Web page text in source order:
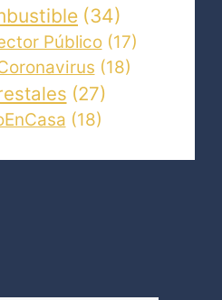
(34)
Público (17)
(18)
(27)
(18)